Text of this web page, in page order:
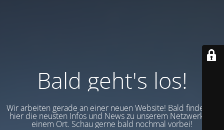
Bald geht's los!
Wir arbeiten gerade an einer neuen Website! Bald findest du
hier die neusten Infos und News zu unserem Netzwerk an
einem Ort. Schau gerne bald nochmal vorbei!